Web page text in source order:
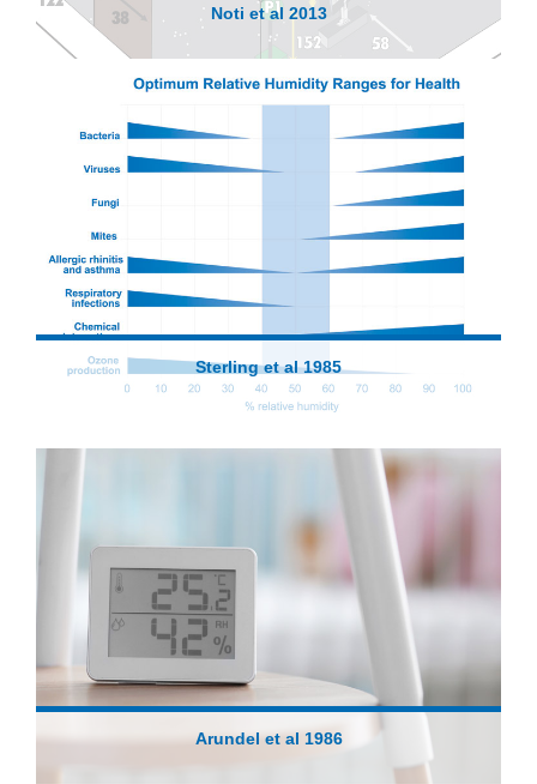
Noti et al 2013
Sterling et al 1985
Arundel et al 1986